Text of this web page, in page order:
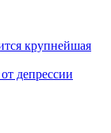
крупнейшая
депрессии